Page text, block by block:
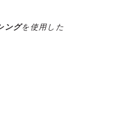
ングを使用した